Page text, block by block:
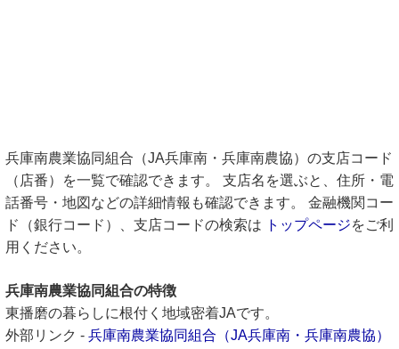
兵庫南農業協同組合（JA兵庫南・兵庫南農協）の支店コード
（店番）を一覧で確認できます。 支店名を選ぶと、住所・電
話番号・地図などの詳細情報も確認できます。 金融機関コー
ド（銀行コード）、支店コードの検索は
トップページをご利
用ください。
兵庫南農業協同組合の特徴
東播磨の暮らしに根付く地域密着JAです。
外部リンク - 兵庫南農業協同組合（JA兵庫南・兵庫南農協）